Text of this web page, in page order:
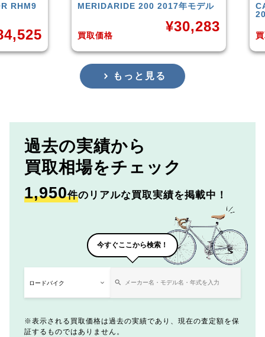
MERIDARIDE 200 2017年モデル
買取価格
30,283
買取
もっと見る
過去の実績から
買取相場をチェック
1,950件のリアルな買取実績を掲載中！
今すぐここから検索！
表示される買取価格は過去の実績であり、現在の査定額を保
証するものではありません。